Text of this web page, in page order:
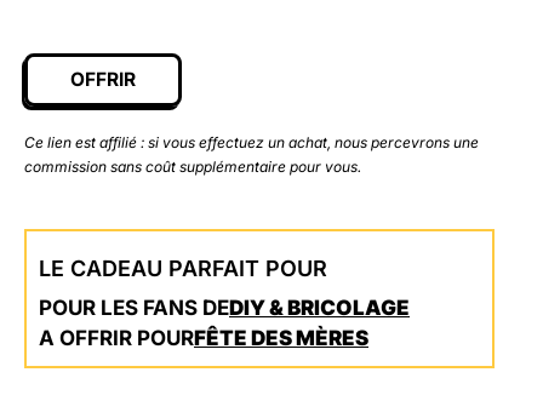
était :
39,26 €.
OFFRIR
Ce lien est affilié : si vous effectuez un achat, nous percevrons une
commission sans coût supplémentaire pour vous.
LE CADEAU PARFAIT POUR
POUR LES FANS DEDIY & BRICOLAGE
A OFFRIR POURFÊTE DES MÈRES